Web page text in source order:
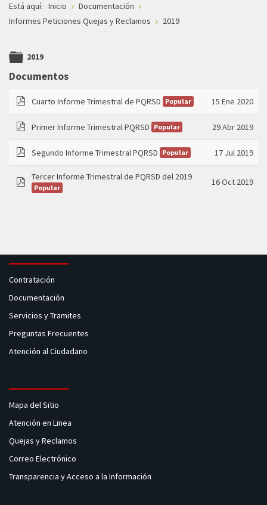
Está aquí: Inicio
Documentación
Informes Peticiones Quejas y Reclamos
2019
folder
2019
Documentos
Cuarto Informe Trimestral de PQRSD Popular 15 Ene 2020
Primer Informe Trimestral PQRSD Popular 29 Abr 2019
Segundo Informe Trimestral PQRSD Popular 17 Jul 2019
pdf
Tercer Informe Trimestral de PQRSD del 2019
Popular
16 Oct 2019
Contratación
Documentación
Servicios y Tramites
Preguntas Frecuentes
Atención al Ciudadano
Mapa del Sitio
Atención en Linea
Quejas y Reclamos
Correo Electrónico
Transparencia y Acceso a la Información